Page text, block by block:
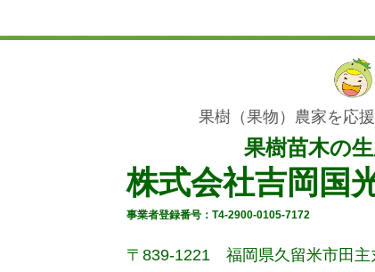
果樹（果物）農家を応
果樹苗木の
株式会社吉岡国
事業者登録番号：T4-2900-0105-7172
〒839-1221 福岡県久留米市田主